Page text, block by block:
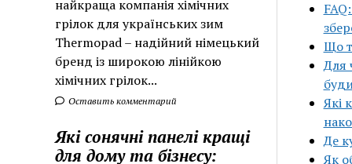
найкраща компанія хімічних
грілок для українських зим
Thermopad – надійний німецький
бренд із широкою лінійкою
хімічних грілок...
Оставить комментарий
Які сонячні панелі кращі
для дому та бізнесу:
Що
Для
Які
Де
Як